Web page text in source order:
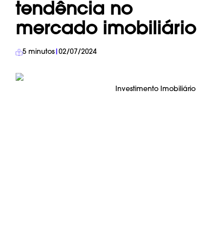
tendência no
mercado imobiliário
5 minutos 02/07/2024
Investimento Imobiliário